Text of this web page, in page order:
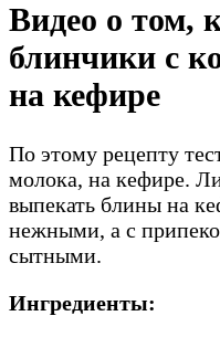
Видео о том,
блинчики с
на кефире
По этому рецепту
молока, на кефире.
выпекать блины на
нежными, а с
сытными.
Ингредиенты: